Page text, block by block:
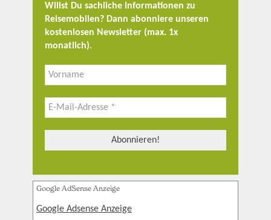
Willst Du sachliche Informationen zu
Reisemobilen? Dann abonniere unseren
kostenlosen Newsletter (max. 1x
monatlich).
Google AdSense Anzeige
Google Adsense Anzeige